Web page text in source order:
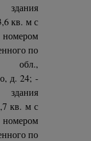
здания
кв. м с
по
обл.,
д. 24; -
здания
кв. м с
по